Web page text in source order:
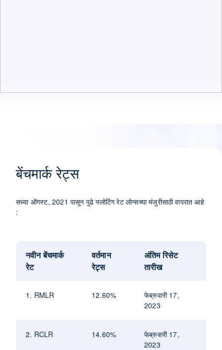
बेंचमार्क रेट्स
सध्या ऑगस्ट, 2021 पासून पुढे फ्लोटिंग रेट लोन्सच्या मंजुरीसाठी वापरात आहे
:
नवीन बेंचमार्क
रेट
वर्तमान
रेट्स
अंतिम रिसेट
तारीख
1. RMLR 12.60%
फेब्रुवारी 17,
2023
2. RCLR 14.60%
फेब्रुवारी 17,
2023